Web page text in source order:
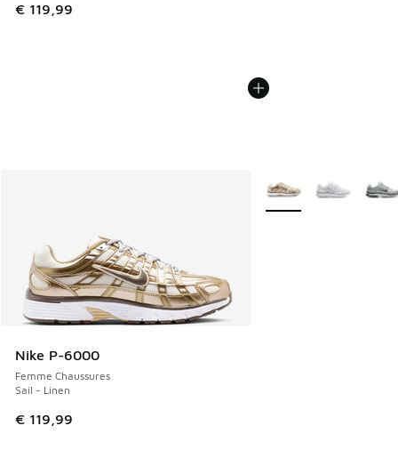
€ 119,99
Nike P-6000
Femme Chaussures
Sail - Linen
€ 119,99
Plus de couleurs